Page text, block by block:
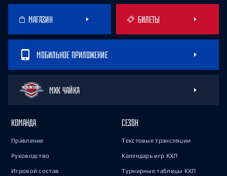
МАГАЗИН БИЛЕТЫ
МОБИЛЬНОЕ ПРИЛОЖЕНИЕ
МХК ЧАЙКА
КОМАНДА
Правление
Руководство
Игровой состав
СЕЗОН
Текстовые трансляции
Календарь игр КХЛ
Турнирные таблицы КХЛ